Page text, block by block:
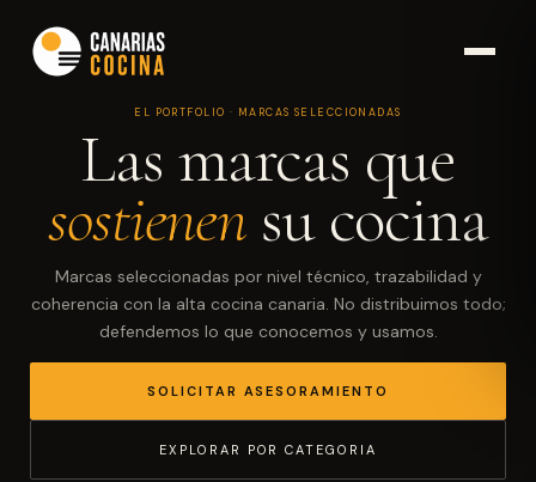
EL PORTFOLIO · MARCAS SELECCIONADAS
Las marcas que
sostienen su cocina
Marcas seleccionadas por nivel técnico, trazabilidad y
coherencia con la alta cocina canaria. No distribuimos todo;
defendemos lo que conocemos y usamos.
SOLICITAR ASESORAMIENTO
EXPLORAR POR CATEGORIA